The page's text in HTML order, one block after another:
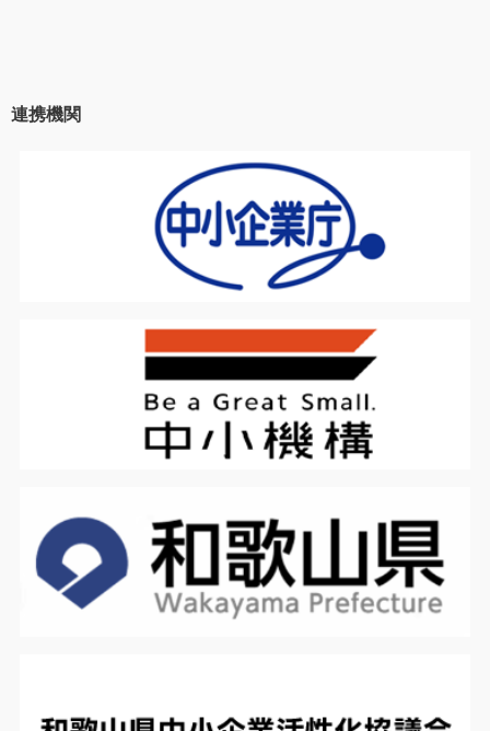
連携機関